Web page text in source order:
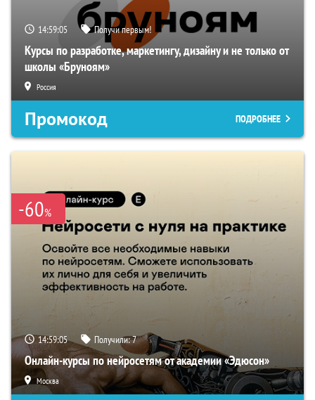
14:59:04 Получи первым!
Курсы по разработке, маркетингу, дизайну и не только от
школы «Бруноям»
Россия
Промокод ПОДРОБНЕЕ
-60%
14:59:04 Получили:7
Онлайн-курсы по нейросетям от академии «Эдюсон»
Москва